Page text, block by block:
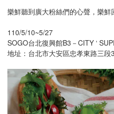
樂鮮聽到廣大粉絲們的心聲，樂
110/5/10~5/27
SOGO台北復興館B3－CITY ‘
地址：台北市大安區忠孝東路三段